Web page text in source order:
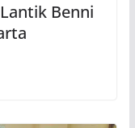
Benni